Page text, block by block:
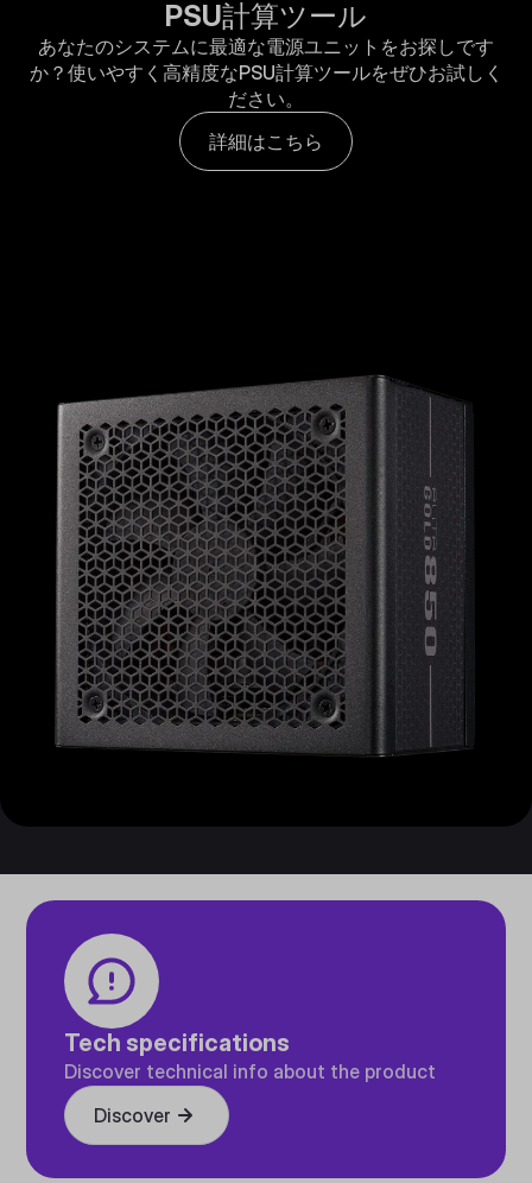
PSU計算ツール
あなたのシステムに最適な電源ユニットをお探しです
か？使いやすく高精度なPSU計算ツールをぜひお試しく
ださい。
詳細はこちら
Tech specifications
Discover technical info about the product
Discover